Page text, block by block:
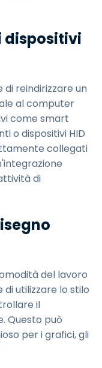
dispositivi
reindirizzare un
al computer
come smart
o dispositivi HID
collegati
di
del lavoro
utilizzare lo stilo
il
Questo può
per i grafici, gli